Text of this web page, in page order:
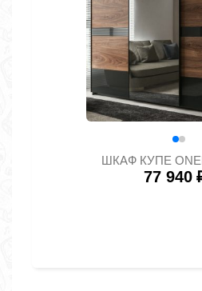
ШКАФ КУПЕ
77 940